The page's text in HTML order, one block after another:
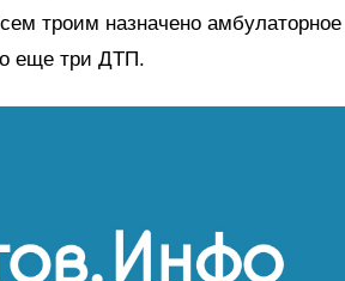
троим назначено амбулаторное
еще три ДТП.